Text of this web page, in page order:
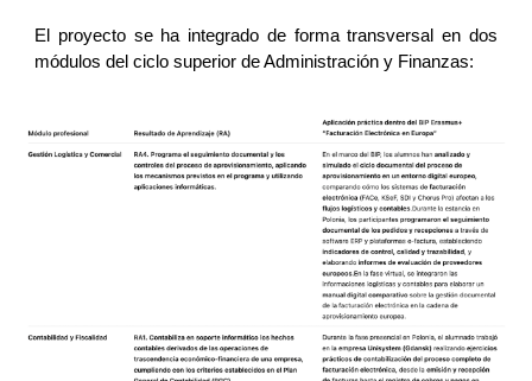
El proyecto se ha integrado de forma transversal en dos
módulos del ciclo superior de Administración y Finanzas: